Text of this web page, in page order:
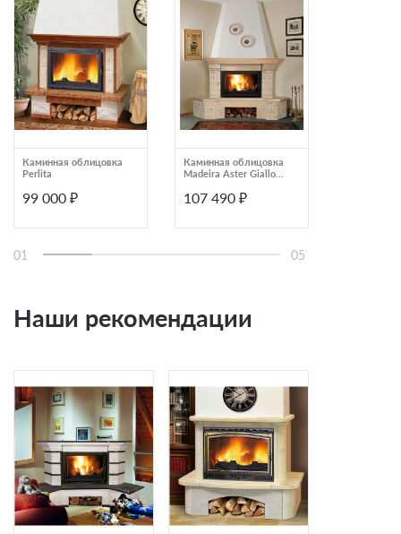
Каминная облицовка
Perlita
99 000 ₽
Каминная облицовка
Madeira Aster Giallo
угловая
107 490 ₽
01 05
Наши рекомендации